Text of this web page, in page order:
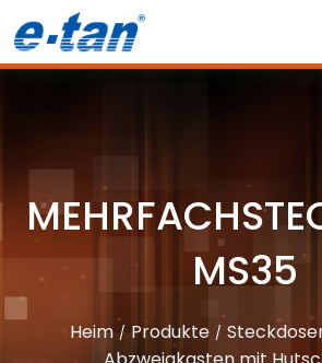
MS35
Heim Produkte